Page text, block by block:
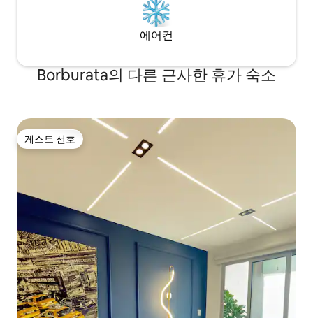
에어컨
Borburata의 다른 근사한 휴가 숙소
게스트 선호
게스트 선호